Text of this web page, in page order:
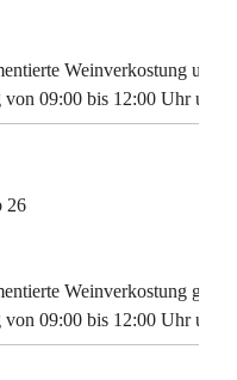
Weinverkostung und
09:00 bis 12:00 Uhr
26
Weinverkostung
09:00 bis 12:00 Uhr